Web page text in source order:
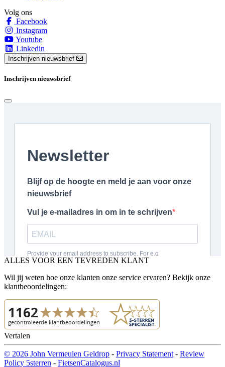
Volg ons
Facebook
Instagram
Youtube
Linkedin
Inschrijven nieuwsbrief
Inschrijven nieuwsbrief
ALLES VOOR EEN TEVREDEN KLANT
Wil jij weten hoe onze klanten onze service ervaren? Bekijk onze
klantbeoordelingen:
Vertalen
© 2026 John Vermeulen Geldrop - Privacy Statement - Review
Policy 5sterren - FietsenCatalogus.nl